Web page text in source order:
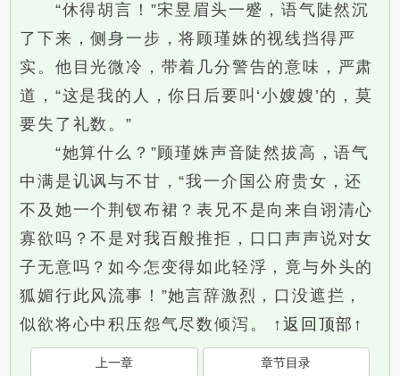
“休得胡言！”宋昱眉头一蹙，语气陡然沉
了下来，侧身一步，将顾瑾姝的视线挡得严
实。他目光微冷，带着几分警告的意味，严肃
道，“这是我的人，你日后要叫‘小嫂嫂’的，莫
要失了礼数。”
“她算什么？”顾瑾姝声音陡然拔高，语气
中满是讥讽与不甘，“我一介国公府贵女，还
不及她一个荆钗布裙？表兄不是向来自诩清心
寡欲吗？不是对我百般推拒，口口声声说对女
子无意吗？如今怎变得如此轻浮，竟与外头的
狐媚行此风流事！”她言辞激烈，口没遮拦，
似欲将心中积压怨气尽数倾泻。 ↑返回顶部↑
上一章 章节目录